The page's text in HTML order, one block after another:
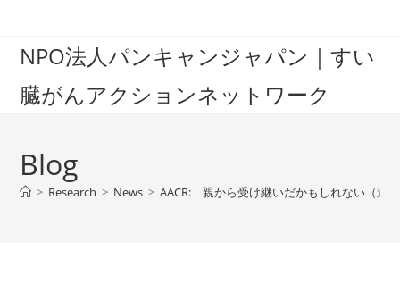
contentNPO法人パンキャンジャパン｜すい
臓がんアクションネットワーク
Blog
> Research > News > AACR: 親から受け継いだかもしれない（遺